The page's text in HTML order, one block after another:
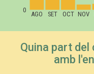
AGO SET OCT NOV
0
Quina part
amb